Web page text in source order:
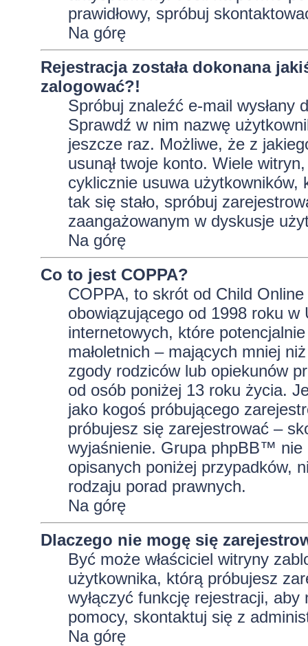
prawidłowy, spróbuj
Na górę
Rejestracja została dokonana
zalogować?!
Spróbuj znaleźć e-mail wysłany
Sprawdź w nim nazwę
jeszcze raz. Możliwe, że z
usunął twoje konto. Wiele
cyklicznie usuwa użytkowników,
tak się stało, spróbuj
zaangażowanym w dyskusje
Na górę
Co to jest COPPA?
COPPA, to skrót od Child
obowiązującego od 1998 roku w
internetowych, które
małoletnich – mających mniej
zgody rodziców lub opiekunów
od osób poniżej 13 roku życia.
jako kogoś próbującego
próbujesz się zarejestrować –
wyjaśnienie. Grupa phpBB™ nie
opisanych poniżej przypadków,
rodzaju porad prawnych.
Na górę
Dlaczego nie mogę się
Być może właściciel witryny
użytkownika, którą próbujesz
wyłączyć funkcję rejestracji,
pomocy, skontaktuj się z
Na górę